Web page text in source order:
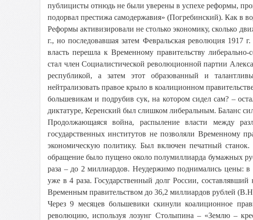
публицисты отнюдь не были уверены в успехе реформы,
подорвал престижа самодержавия» (Погребинский). Как в
Реформы активизировали не столько экономику, сколько
г., но последовавшая затем Февральская революция 1917
власть перешла к Временному правительству
стал член Социалистической революционной партии
республикой, а затем этот образованный и
нейтрализовать правое крыло в коалиционном
большевикам и подрубив сук, на котором сидел сам? –
диктатуре, Керенский был слишком либеральным. Баланс
Продолжающаяся война, распыление власти между
государственных институтов не позволяли Временному
экономическую политику. Был включен печатный
обращение было пущено около полумиллиарда бумажных
раза – до 2 миллиардов. Неудержимо поднимались цены:
уже в 4 раза. Государственный долг России,
Временным правительством до 36,2 миллиардов рублей
Через 9 месяцев большевики скинули коалиционное
революцию, используя лозунг Столыпина – «Землю –